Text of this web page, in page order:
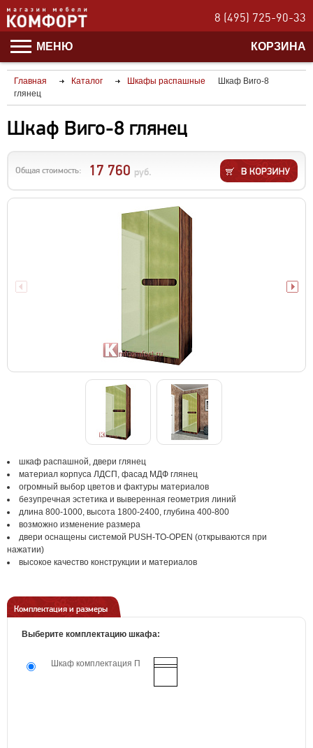
8 (495) 725-90-33
МЕНЮ КОРЗИНА
Главная Каталог Шкафы распашные
Шкаф Виго-8
глянец
Шкаф Виго-8 глянец
Общая стоимость: 17 760 руб.
шкаф распашной, двери глянец
материал корпуса ЛДСП, фасад МДФ глянец
огромный выбор цветов и фактуры материалов
безупречная эстетика и выверенная геометрия линий
длина 800-1000, высота 1800-2400, глубина 400-800
возможно изменение размера
двери оснащены системой PUSH-TO-OPEN (открываются при
нажатии)
высокое качество конструкции и материалов
Комплектация и размеры
Выберите комплектацию шкафа:
Шкаф комплектация П